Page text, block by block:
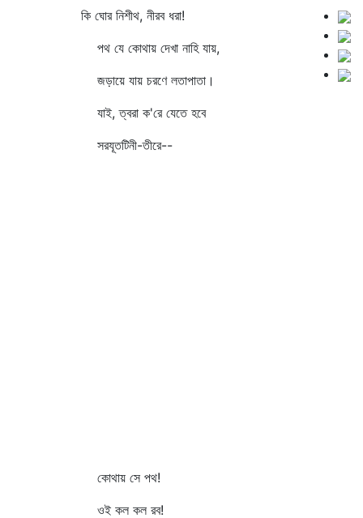
কি ঘোর নিশীথ, নীরব ধরা!
পথ যে কোথায় দেখা নাহি যায়,
জড়ায়ে যায় চরণে লতাপাতা।
যাই, ত্বরা ক'রে যেতে হবে
সরযূতটিনী-তীরে--
কোথায় সে পথ!
ওই কল কল রব!